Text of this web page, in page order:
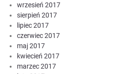
wrzesień 2017
sierpień 2017
lipiec 2017
czerwiec 2017
maj 2017
kwiecień 2017
marzec 2017